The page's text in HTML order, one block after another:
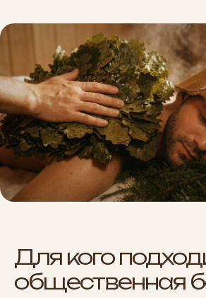
Для кого
общественная